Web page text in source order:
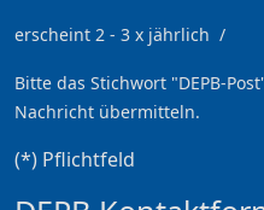
erscheint 2 - 3 x jährlich /
Bitte das Stichwort "DEPB-
Nachricht übermitteln.
(*) Pflichtfeld